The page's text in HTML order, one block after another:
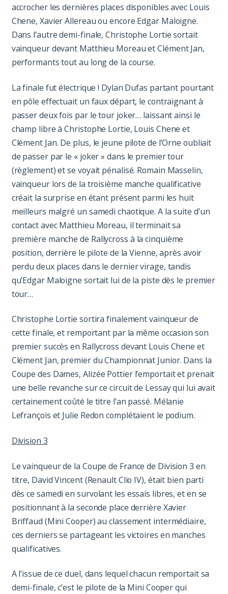
accrocher les dernières places disponibles avec Louis
Chene, Xavier Allereau ou encore Edgar Maloigne.
Dans l’autre demi-finale, Christophe Lortie sortait
vainqueur devant Matthieu Moreau et Clément Jan,
performants tout au long de la course.
La finale fut électrique ! Dylan Dufas partant pourtant
en pôle effectuait un faux départ, le contraignant à
passer deux fois par le tour joker… laissant ainsi le
champ libre à Christophe Lortie, Louis Chene et
Clément Jan. De plus, le jeune pilote de l’Orne oubliait
de passer par le « joker » dans le premier tour
(règlement) et se voyait pénalisé. Romain Masselin,
vainqueur lors de la troisième manche qualificative
créait la surprise en étant présent parmi les huit
meilleurs malgré un samedi chaotique. A la suite d’un
contact avec Matthieu Moreau, il terminait sa
première manche de Rallycross à la cinquième
position, derrière le pilote de la Vienne, après avoir
perdu deux places dans le dernier virage, tandis
qu’Edgar Maloigne sortait lui de la piste dès le premier
tour…
Christophe Lortie sortira finalement vainqueur de
cette finale, et remportant par la même occasion son
premier succès en Rallycross devant Louis Chene et
Clément Jan, premier du Championnat Junior. Dans la
Coupe des Dames, Alizée Pottier l’emportait et prenait
une belle revanche sur ce circuit de Lessay qui lui avait
certainement coûté le titre l’an passé. Mélanie
Lefrançois et Julie Redon complétaient le podium.
Division 3
Le vainqueur de la Coupe de France de Division 3 en
titre, David Vincent (Renault Clio IV), était bien parti
dès ce samedi en survolant les essais libres, et en se
positionnant à la seconde place derrière Xavier
Briffaud (Mini Cooper) au classement intermédiaire,
ces derniers se partageant les victoires en manches
qualificatives.
A l’issue de ce duel, dans lequel chacun remportait sa
demi-finale, c’est le pilote de la Mini Cooper qui